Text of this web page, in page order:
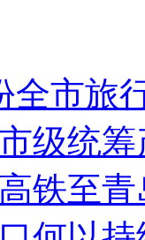
全市旅
级统
铁至